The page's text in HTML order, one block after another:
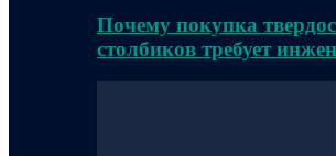
Почему покупка
столбиков требует